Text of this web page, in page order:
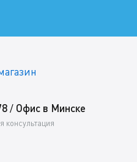
/ Офис в Минске
консультация